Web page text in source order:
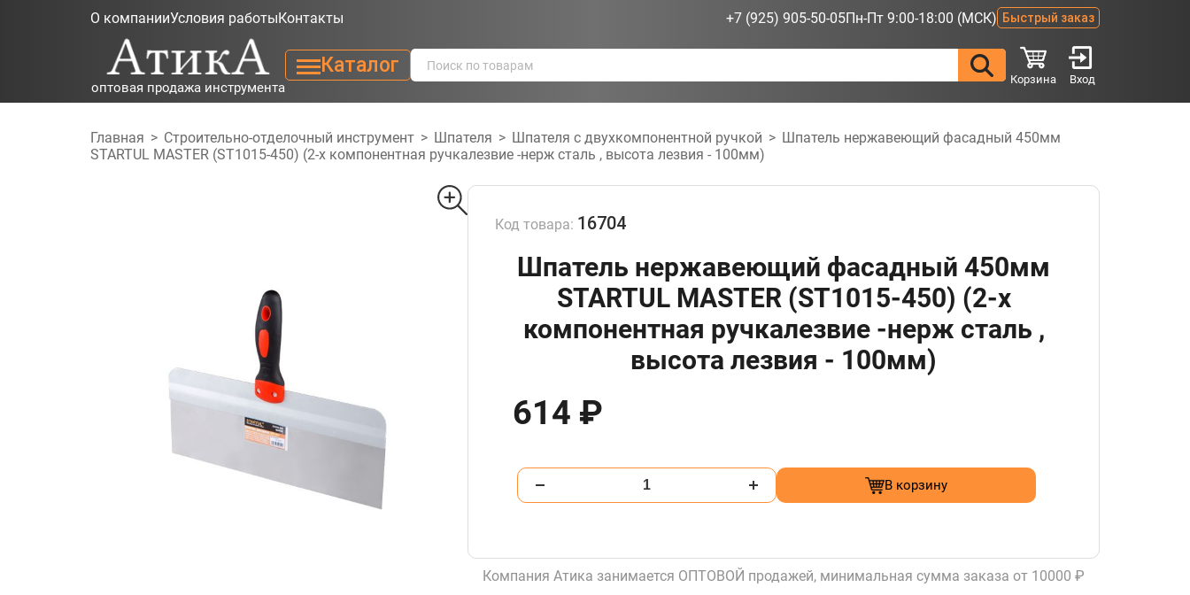
О компанииУсловия работыКонтакты +7 (925) 905-50-05Пн-Пт 9:00-18:00 (МСК) Быстрый заказ
оптовая продажа инструмента
Каталог
Корзина Вход
Главная > Строительно-отделочный инструмент > Шпателя > Шпателя с двухкомпонентной ручкой > Шпатель нержавеющий фасадный 450мм
STARTUL MASTER (ST1015-450) (2-х компонентная ручкалезвие -нерж сталь , высота лезвия - 100мм)
Код товара: 16704
Шпатель нержавеющий фасадный 450мм
STARTUL MASTER (ST1015-450) (2-х
компонентная ручкалезвие -нерж сталь ,
высота лезвия - 100мм)
614 ₽
В корзину
Компания Атика занимается ОПТОВОЙ продажей, минимальная сумма заказа от 10000 ₽